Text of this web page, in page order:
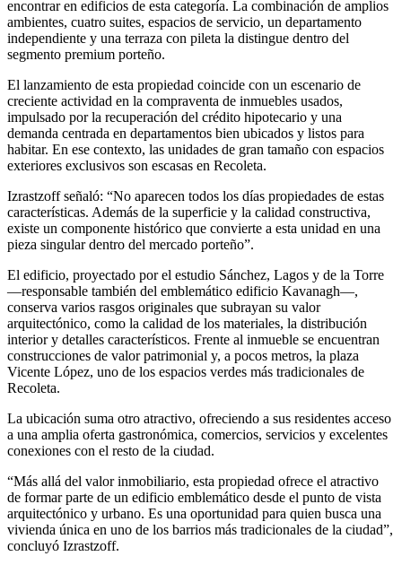
encontrar en edificios de esta categoría. La combinación de amplios
ambientes, cuatro suites, espacios de servicio, un departamento
independiente y una terraza con pileta la distingue dentro del
segmento premium porteño.
El lanzamiento de esta propiedad coincide con un escenario de
creciente actividad en la compraventa de inmuebles usados,
impulsado por la recuperación del crédito hipotecario y una
demanda centrada en departamentos bien ubicados y listos para
habitar. En ese contexto, las unidades de gran tamaño con espacios
exteriores exclusivos son escasas en Recoleta.
Izrastzoff señaló: “No aparecen todos los días propiedades de estas
características. Además de la superficie y la calidad constructiva,
existe un componente histórico que convierte a esta unidad en una
pieza singular dentro del mercado porteño”.
El edificio, proyectado por el estudio Sánchez, Lagos y de la Torre
—responsable también del emblemático edificio Kavanagh—,
conserva varios rasgos originales que subrayan su valor
arquitectónico, como la calidad de los materiales, la distribución
interior y detalles característicos. Frente al inmueble se encuentran
construcciones de valor patrimonial y, a pocos metros, la plaza
Vicente López, uno de los espacios verdes más tradicionales de
Recoleta.
La ubicación suma otro atractivo, ofreciendo a sus residentes acceso
a una amplia oferta gastronómica, comercios, servicios y excelentes
conexiones con el resto de la ciudad.
“Más allá del valor inmobiliario, esta propiedad ofrece el atractivo
de formar parte de un edificio emblemático desde el punto de vista
arquitectónico y urbano. Es una oportunidad para quien busca una
vivienda única en uno de los barrios más tradicionales de la ciudad”,
concluyó Izrastzoff.